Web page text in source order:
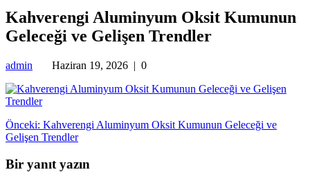
Kahverengi Aluminyum Oksit Kumunun
Geleceği ve Gelişen Trendler
admin Haziran 19, 2026 | 0
Yazı
gezinmesi
Önceki: Önceki
yazı:
Kahverengi Aluminyum Oksit Kumunun Geleceği ve
Gelişen Trendler
Bir yanıt yazın